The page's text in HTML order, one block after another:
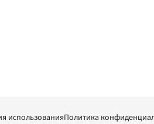
использованияПолитика